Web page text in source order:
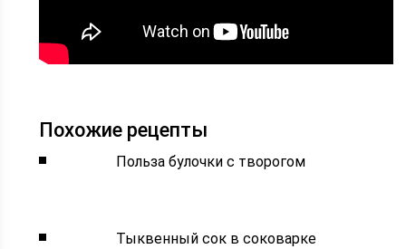
Похожие рецепты
Польза булочки с творогом
Тыквенный сок в соковарке